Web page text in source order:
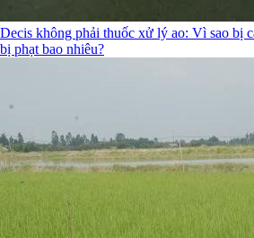
Decis không phải thuốc xử lý ao: Vì sao bị
bị phạt bao nhiêu?